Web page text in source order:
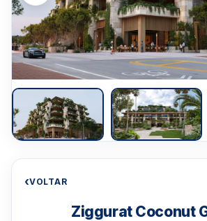
‹VOLTAR
Ziggurat Coconut